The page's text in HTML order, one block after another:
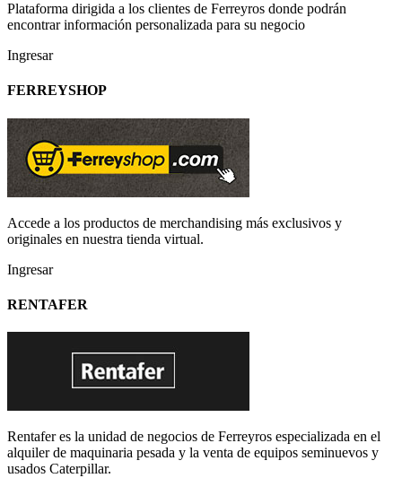
Plataforma dirigida a los clientes de Ferreyros donde podrán
encontrar información personalizada para su negocio
Ingresar
FERREYSHOP
Accede a los productos de merchandising más exclusivos y
originales en nuestra tienda virtual.
Ingresar
RENTAFER
Rentafer es la unidad de negocios de Ferreyros especializada en el
alquiler de maquinaria pesada y la venta de equipos seminuevos y
usados Caterpillar.